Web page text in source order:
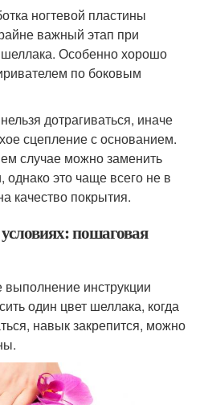
ногтевой пластины
важный этап при
Особенно хорошо
по боковым
дотрагиваться, иначе
сцепление с основанием.
случае можно заменить
это чаще всего не в
качество покрытия.
пошаговая
инструкции
один цвет шеллака, когда
навык закрепится, можно